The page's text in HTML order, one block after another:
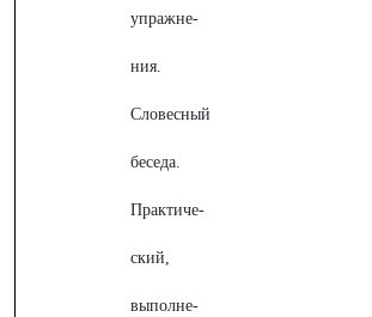
упражне-
ния.
Словесный
беседа.
Практиче-
ский,
выполне-